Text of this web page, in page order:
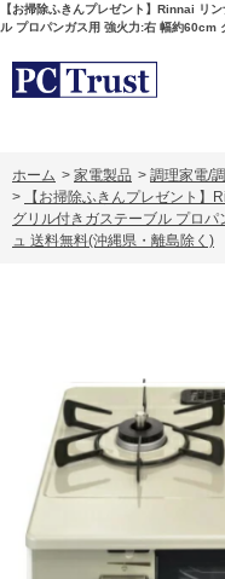
【お掃除ふきんプレゼント】Rinnai リ
ル プロパンガス用 強火力:右 幅約60cm
ホーム > 家電製品 > 調理家電/
>
【お掃除ふきんプレゼント】
グリル付きガステーブル プロ
ュ 送料無料(沖縄県・離島除く)